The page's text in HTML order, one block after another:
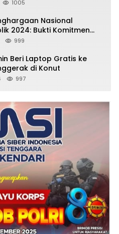
1005
Nasional
2024: Bukti Komitmen
Prima
999
Beri Laptop Gratis ke
di Konut
997